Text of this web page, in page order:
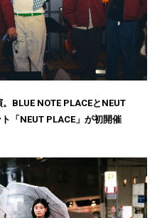
BLUE NOTE PLACEとNEUT
「NEUT PLACE」が初開催